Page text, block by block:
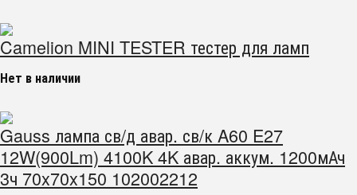
Camelion MINI TESTER тестер для ламп
Нет в наличии
Gauss лампа св/д авар. св/к A60 E27
12W(900Lm) 4100K 4K авар. аккум. 1200мАч
3ч 70x70x150 102002212